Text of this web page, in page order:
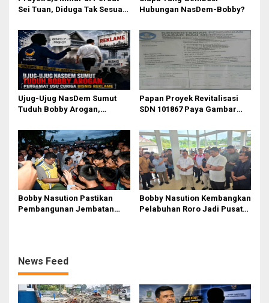
s
Sei Tuan, Diduga Tak Sesuai
Nama Pengawas Tidak
Tercantum di Papan
Informasi
Hubungan NasDem-Bobby?
Ujug-Ujug NasDem Sumut
Tuduh Bobby Arogan,
Reklame
Papan Proyek Revitalisasi
SDN 101867 Paya Gambar
Juknis Kemendikdasmen,
Unsur Konsultan dan Komite
Tidak Ada
Bobby Nasution Pastikan
Pembangunan Jembatan
Bobby Nasution Kembangkan
Pelabuhan Roro Jadi Pusat
News Feed